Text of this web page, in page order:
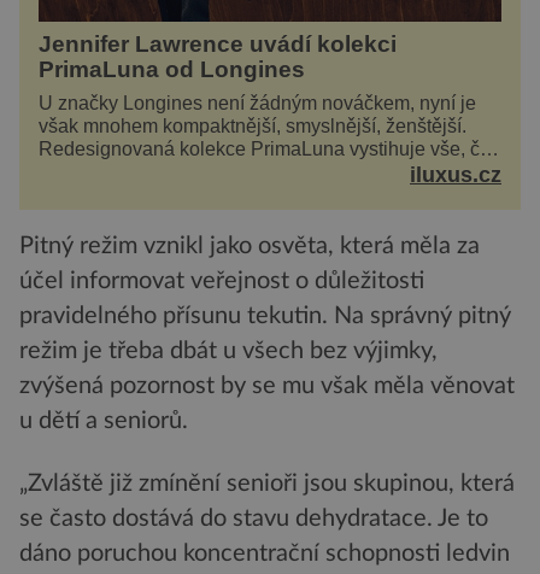
Jennifer Lawrence uvádí kolekci
PrimaLuna od Longines
U značky Longines není žádným nováčkem, nyní je
však mnohem kompaktnější, smyslnější, ženštější.
Redesignovaná kolekce PrimaLuna vystihuje vše, čím
je značka Longines dnes a čím byla i před stoiluxus.cz
Pitný režim vznikl jako osvěta, která měla za
účel informovat veřejnost o důležitosti
pravidelného přísunu tekutin. Na správný pitný
režim je třeba dbát u všech bez výjimky,
zvýšená pozornost by se mu však měla věnovat
u dětí a seniorů.
„Zvláště již zmínění senioři jsou skupinou, která
se často dostává do stavu dehydratace. Je to
dáno poruchou koncentrační schopnosti ledvin